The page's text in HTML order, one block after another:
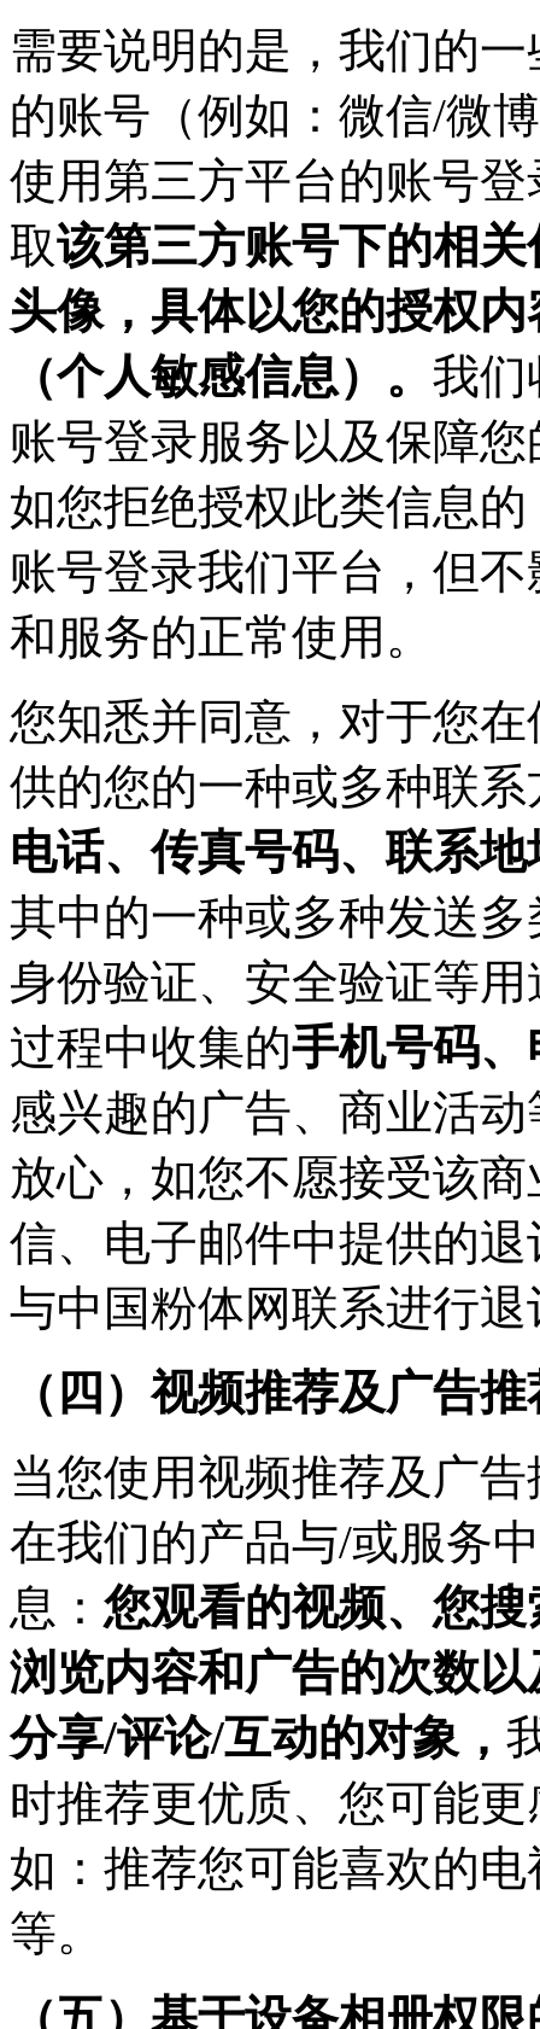
需要说明的是，我们的
的账号（例如：微信/微
使用第三方平台的账号
取该第三方账号下的相
头像，具体以您的授权
（个人敏感信息）。 我们
账号登录服务以及保障
如您拒绝授权此类信息
账号登录我们平台，但
和服务的正常使用。
您知悉并同意，对于您
供的您的一种或多种联
电话、传真号码、联系地
其中的一种或多种发送
身份验证、安全验证等
过程中收集的手机号码
感兴趣的广告、商业活
放心，如您不愿接受该
信、电子邮件中提供的
与中国粉体网联系进行退
（四）视频推荐及广告
当您使用视频推荐及广
在我们的产品与/或服务
息： 您观看的视频、您
浏览内容和广告的次数
分享/评论/互动的对象，
时推荐更优质、您可能
如：推荐您可能喜欢的
等。
（五）基于设备相册权